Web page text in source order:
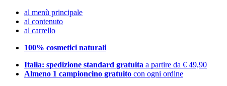
al menù principale
al contenuto
al carrello
100% cosmetici naturali
Italia: spedizione standard gratuita a partire da € 49,90
Almeno 1 campioncino gratuito con ogni ordine